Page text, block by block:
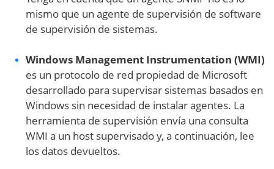
mismo que un agente de supervisión de software
de supervisión de sistemas.
Windows Management Instrumentation (WMI)
es un protocolo de red propiedad de Microsoft
desarrollado para supervisar sistemas basados en
Windows sin necesidad de instalar agentes. La
herramienta de supervisión envía una consulta
WMI a un host supervisado y, a continuación, lee
los datos devueltos.